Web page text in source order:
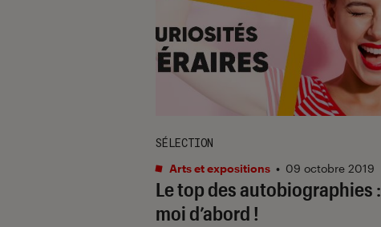
Le top des autobiographies :
moi d’abord !
SÉLECTION
Arts et expositions • 09 octobre 2019